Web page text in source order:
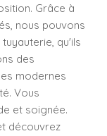
Grâce à
nous pouvons
qu'ils
des
modernes
Vous
et soignée.
découvrez